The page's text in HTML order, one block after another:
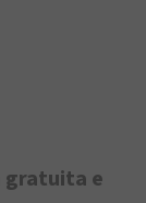
gratuita e